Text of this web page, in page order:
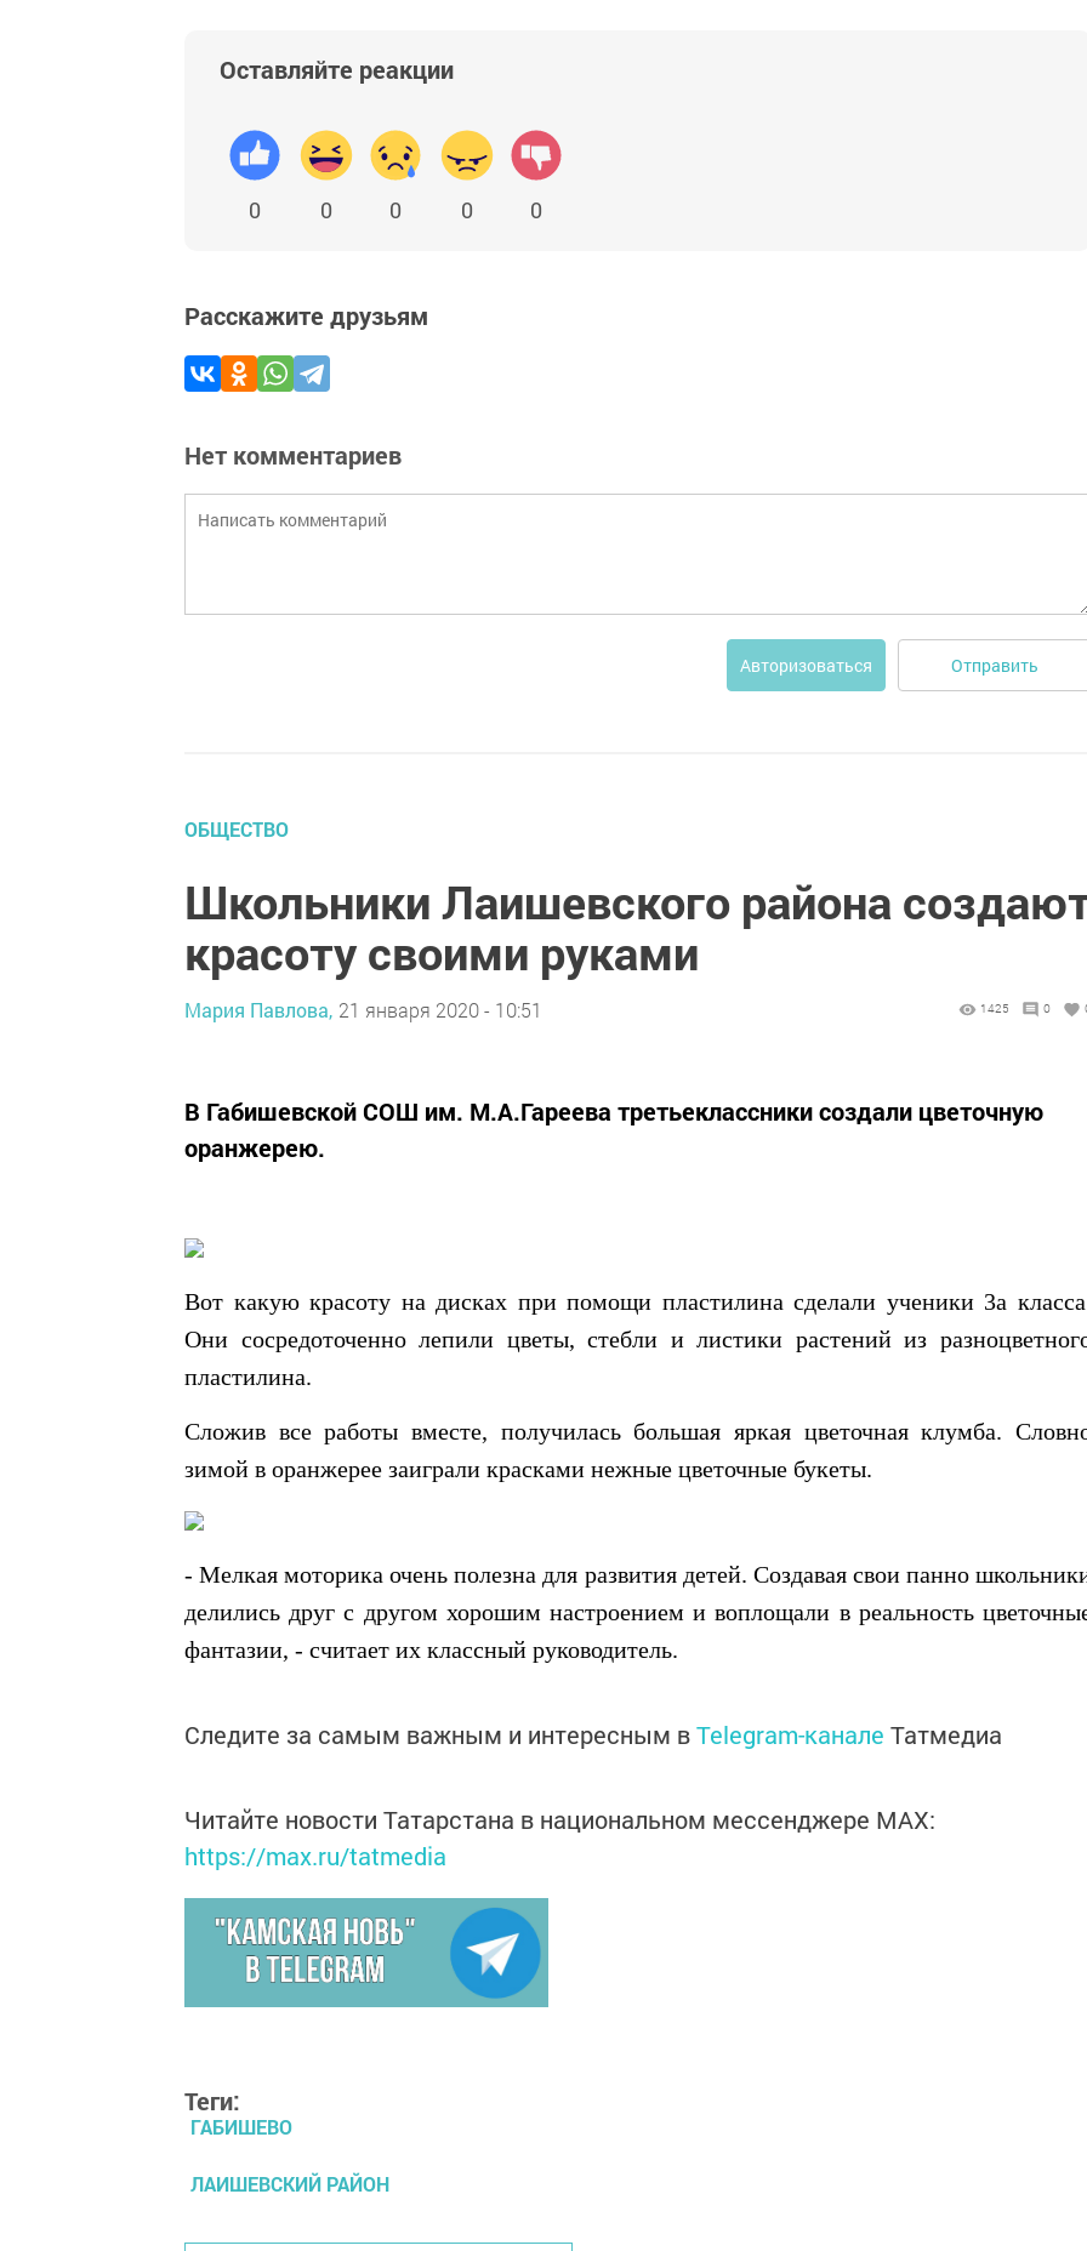
Оставляйте реакции
0 0 0 0 0
Расскажите друзьям
Нет комментариев
Авторизоваться Отправить
ОБЩЕСТВО
Школьники Лаишевского района
красоту своими руками
Мария Павлова, 21 января 2020 - 10:51 1425 0
В Габишевской СОШ им. М.А.Гареева третьеклассники создали цветочную
оранжерею.
Вот какую красоту на дисках при помощи пластилина сделали ученики 3а
Они сосредоточенно лепили цветы, стебли и листики растений из
пластилина.
Сложив все работы вместе, получилась большая яркая цветочная клумба.
зимой в оранжерее заиграли красками нежные цветочные букеты.
- Мелкая моторика очень полезна для развития детей. Создавая свои панно
делились друг с другом хорошим настроением и воплощали в реальность
фантазии, - считает их классный руководитель.
Следите за самым важным и интересным вTelegram-канале Татмедиа
Читайте новости Татарстана в национальном мессенджере MАХ:
https://max.ru/tatmedia
Теги:
ГАБИШЕВО
ЛАИШЕВСКИЙ РАЙОН